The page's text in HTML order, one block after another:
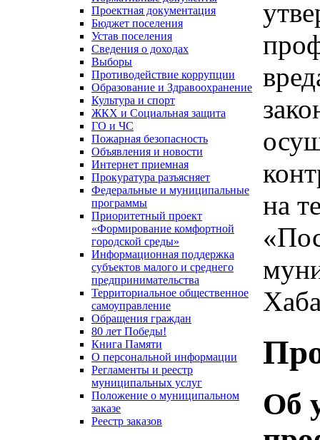
Проектная документация
Бюджет поселения
Устав поселения
Сведения о доходах
Выборы
Противодействие коррупции
Образование и Здравоохранение
Культура и спорт
ЖКХ и Социальная защита
ГО и ЧС
Пожарная безопасность
Объявления и новости
Интернет приемная
Прокуратура разъясняет
Федеральные и муниципальные
программы
Приоритетный проект
«Формирование комфортной
городской среды»
Информационная поддержка
субъектов малого и среднего
предпринимательства
Территориальное общественное
самоуправление
Обращения граждан
80 лет Победы!
Книга Памяти
О персональной информации
Регламенты и реестр
муниципальных услуг
Положение о муниципальном
заказе
Реестр заказов
на
Об